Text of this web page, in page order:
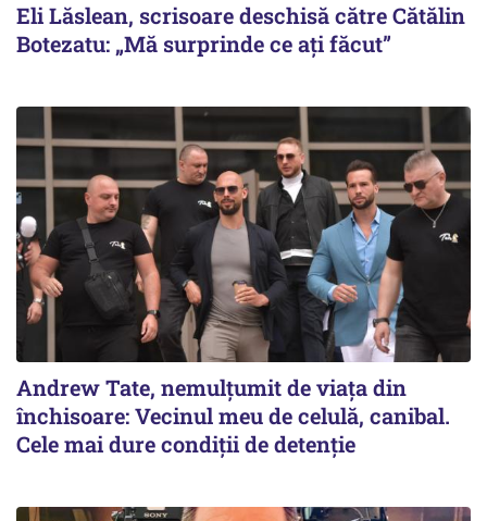
Eli Lăslean, scrisoare deschisă către Cătălin
Botezatu: „Mă surprinde ce ați făcut”
Andrew Tate, nemulțumit de viața din
închisoare: Vecinul meu de celulă, canibal.
Cele mai dure condiții de detenție